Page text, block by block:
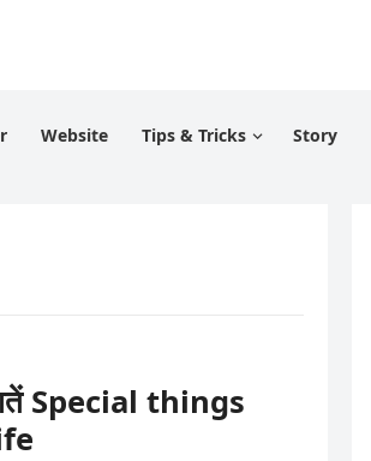
Website Tips & Tricks Story
Special things